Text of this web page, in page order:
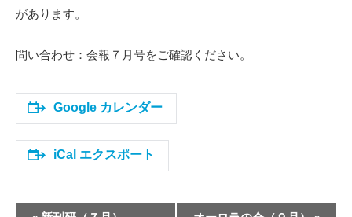
があります。
問い合わせ：会報７月号をご確認ください。
Google カレンダー
iCal エクスポート